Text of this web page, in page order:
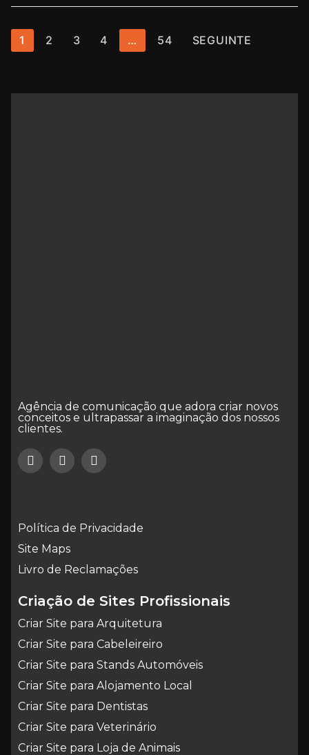
1 2 3 4 … 54 SEGUINTE
Agência de comunicação que adora criar novos
conceitos e ultrapassar a imaginação dos nossos
clientes.
Política de Privacidade
Site Maps
Livro de Reclamações
Criação de Sites Profissionais
Criar Site para Arquitetura
Criar Site para Cabeleireiro
Criar Site para Stands Automóveis
Criar Site para Alojamento Local
Criar Site para Dentistas
Criar Site para Veterinário
Criar Site para Loja de Animais